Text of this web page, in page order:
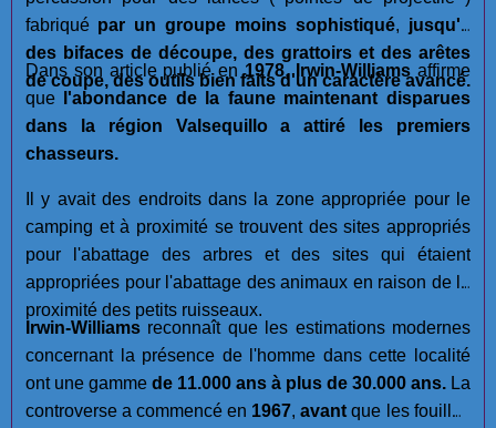
fabriqué par un groupe moins sophistiqué, jusqu'à
des bifaces de découpe, des grattoirs et des arêtes
de coupe, des outils bien faits d'un caractère avancé.
Dans son article publié en1978, Irwin-Williams affirme
que
l'abondance de la faune maintenant disparues
dans la région Valsequillo a attiré les premiers
chasseurs.
Il y avait des endroits dans la zone appropriée pour le
camping et à proximité se trouvent des sites appropriés
pour l'abattage des arbres et des sites qui étaient
appropriées pour l'abattage des animaux en raison de la
proximité des petits ruisseaux.
Irwin-Williams reconnaît que les estimations modernes
concernant la présence de l'homme dans cette localité
ont une gamme de 11.000 ans à plus de 30.000 ans. La
controverse a commencé en 1967, avant que les fouilles